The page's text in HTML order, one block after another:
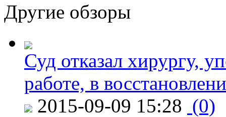
Другие обзоры
Суд отказал хирургу,
работе, в
2015-09-09 15:28 (0)